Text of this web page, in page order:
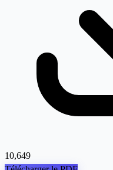
10,649